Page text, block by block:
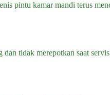
pintu kamar mandi terus
tidak merepotkan saat